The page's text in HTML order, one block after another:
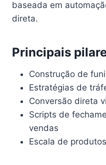
baseada em
direta.
Principais
Construção de
Estratégias de
Conversão direta
Scripts de
vendas
Escala de